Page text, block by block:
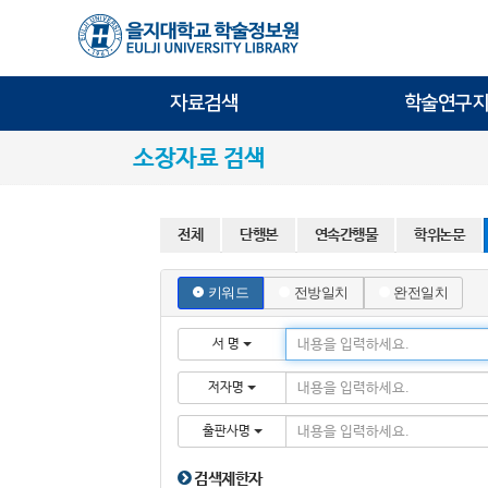
자료검색 학술연구
소장자료 검색
전체 단행본 연속간행물 학위논문
키워드 전방일치 완전일치
서 명
저자명
출판사명
검색제한자